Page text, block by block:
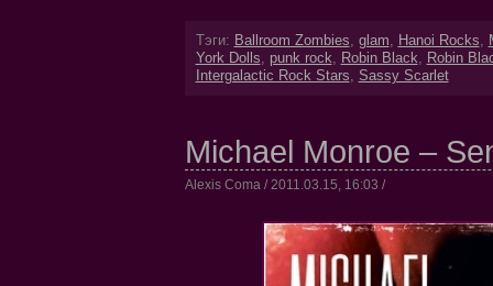
Тэги: Ballroom Zombies glam Hanoi Rocks
York Dolls
punk rock Robin Black
Robin
Intergalactic Rock Stars
Sassy Scarlet
Michael Monroe –
Alexis Coma / 2011.03.15, 16:03 /